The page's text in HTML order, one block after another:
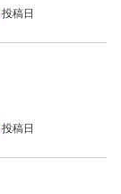
投稿日
投稿日